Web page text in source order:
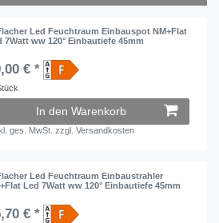
Led Feuchtraum Einbauspot NM+Flat
7Watt ww 120° Einbautiefe 45mm
€ *
In den Warenkorb
ges. MwSt. zzgl.Versandkosten
Led Feuchtraum Einbaustrahler
Led 7Watt ww 120° Einbautiefe 45mm
€ *